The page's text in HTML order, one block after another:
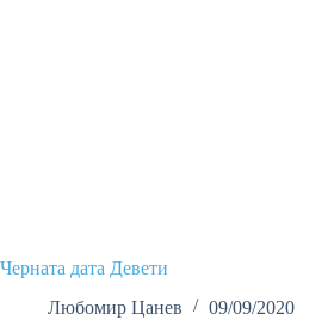
Черната дата Девети
Любомир Цанев
09/09/2020